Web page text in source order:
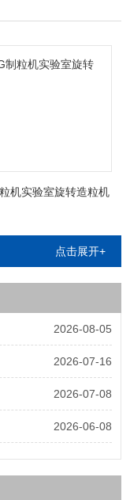
机实验室旋转造粒机
点击展开+
2026-08-05
2026-07-16
2026-07-08
2026-06-08